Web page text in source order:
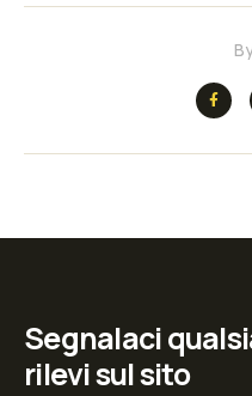
Segnalaci
rilevi sul sito